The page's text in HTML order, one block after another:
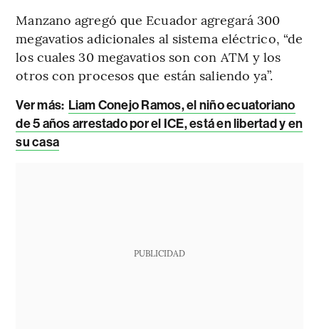
Manzano agregó que Ecuador agregará 300
megavatios adicionales al sistema eléctrico, “de
los cuales 30 megavatios son con ATM y los
otros con procesos que están saliendo ya”.
Ver más: Liam Conejo Ramos, el niño ecuatoriano
de 5 años arrestado por el ICE, está en libertad y en
su casa
PUBLICIDAD